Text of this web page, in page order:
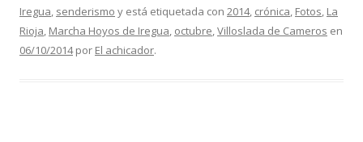
Iregua, senderismo y está etiquetada con 2014, crónica, Fotos, La
Rioja, Marcha Hoyos de Iregua, octubre,Villoslada de Cameros en
06/10/2014por El achicador.